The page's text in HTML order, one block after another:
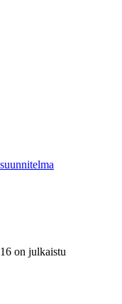
on julkaistu